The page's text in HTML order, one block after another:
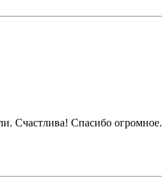
Счастлива! Спасибо огромное.